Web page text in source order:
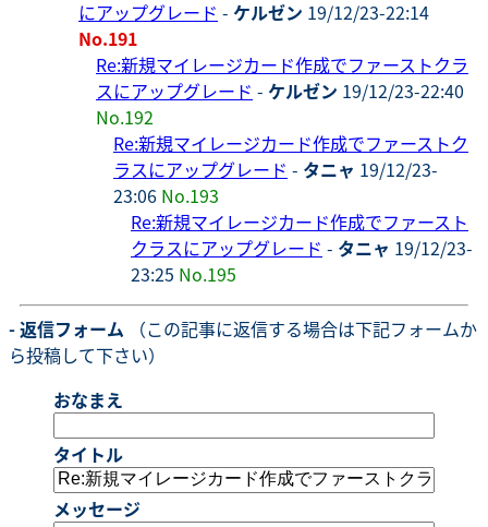
にアップグレード - ケルゼン 19/12/23-22:14
No.191
Re:新規マイレージカード作成でファーストクラ
スにアップグレード - ケルゼン 19/12/23-22:40
No.192
Re:新規マイレージカード作成でファーストク
ラスにアップグレード - タニャ 19/12/23-
23:06 No.193
Re:新規マイレージカード作成でファースト
クラスにアップグレード - タニャ 19/12/23-
23:25 No.195
- 返信フォーム （この記事に返信する場合は下記フォームか
ら投稿して下さい）
おなまえ
タイトル
メッセージ